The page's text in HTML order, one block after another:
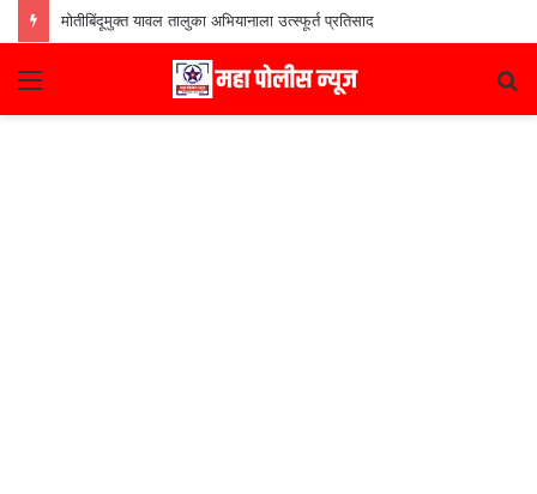
मोतीबिंदूमुक्त यावल तालुका अभियानाला उत्स्फूर्त प्रतिसाद
Menu